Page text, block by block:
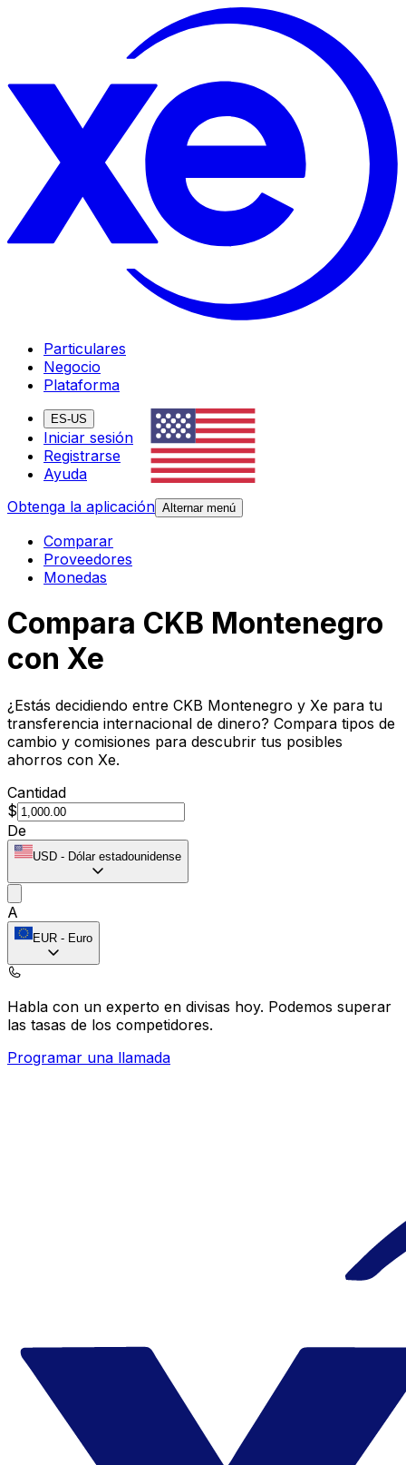
Particulares
Negocio
Plataforma
ES-US
Iniciar sesión
Registrarse
Ayuda
Obtenga la aplicación Alternar menú
Comparar
Proveedores
Monedas
Compara CKB Montenegro
con Xe
¿Estás decidiendo entre CKB Montenegro y Xe para tu
transferencia internacional de dinero? Compara tipos de
cambio y comisiones para descubrir tus posibles
ahorros con Xe.
Cantidad
$
De
USD - Dólar estadounidense
A
EUR - Euro
Habla con un experto en divisas hoy. Podemos superar
las tasas de los competidores.
Programar una llamada